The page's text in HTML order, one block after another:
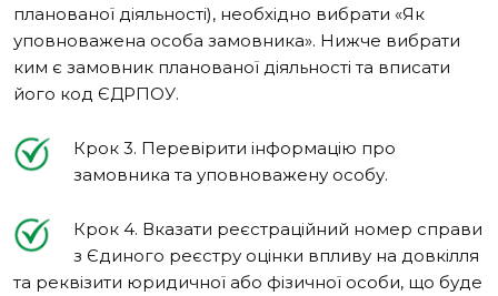
планованої діяльності), необхідно вибрати «Як
уповноважена особа замовника». Нижче вибрати
ким є замовник планованої діяльності та вписати
його код ЄДРПОУ.
Крок 3. Перевірити інформацію про
замовника та уповноважену особу.
Крок 4. Вказати реєстраційний номер справи
з Єдиного реєстру оцінки впливу на довкілля
та реквізити юридичної або фізичної особи, що буде